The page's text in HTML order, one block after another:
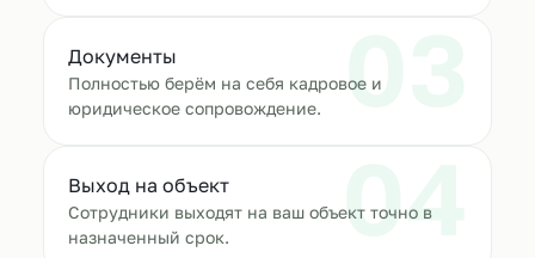
03
Документы
Полностью берём на себя кадровое и
юридическое сопровождение.
04
Выход на объект
Сотрудники выходят на ваш объект точно в
назначенный срок.